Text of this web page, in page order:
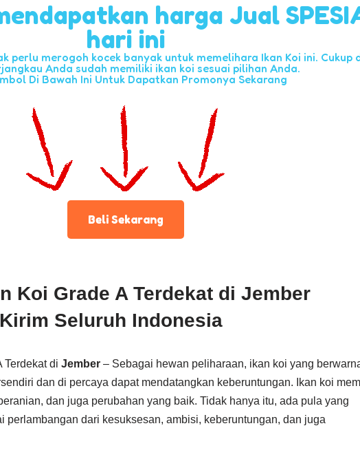
harga Jual
hari ini
perlu merogoh kocek banyak untuk memelihara Ikan Koi ini. Cukup
Anda sudah memiliki ikan koi sesuai pilihan Anda.
Di Bawah Ini Untuk Dapatkan Promonya Sekarang
Beli Sekarang
Koi Grade A Terdekat di Jember
Seluruh Indonesia
Terdekat di Jember– Sebagai hewan peliharaan, ikan koi yang
dan di percaya dapat mendatangkan keberuntungan. Ikan koi
dan juga perubahan yang baik. Tidak hanya itu, ada pula yang
perlambangan dari kesuksesan, ambisi, keberuntungan, dan juga